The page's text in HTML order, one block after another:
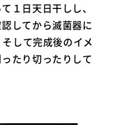
１日天日干しし、
してから滅菌器に
して完成後のイメ
たり切ったりして